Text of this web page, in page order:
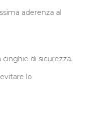
aderenza al
di sicurezza.
lo